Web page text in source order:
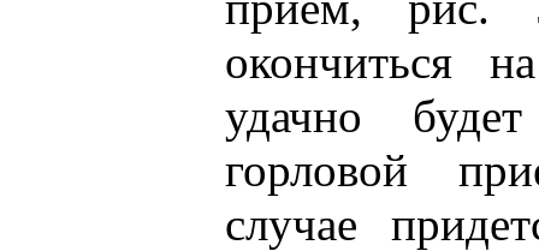
окончиться
удачно
горловой
случае